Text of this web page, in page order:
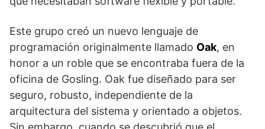
Este grupo creó un nuevo lenguaje de
programación originalmente llamado Oak, en
honor a un roble que se encontraba fuera de la
oficina de Gosling. Oak fue diseñado para ser
seguro, robusto, independiente de la
arquitectura del sistema y orientado a objetos.